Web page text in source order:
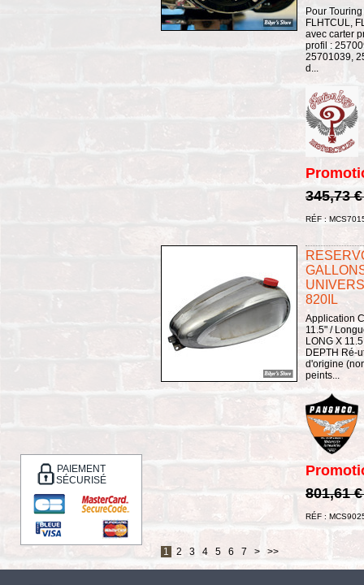
PAIEMENT
SÉCURISÉ
Pour
FLHTCUL,
avec carter
profil :
25701039,
d...
345,73
RÉF :
820IL
Application
11.5" /
LONG X
DEPTH Ré-
d'origine
peints...
801,61
RÉF :
1 2 3 4 5 6 7 > >>